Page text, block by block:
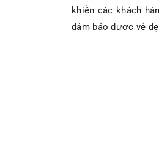
khiến các khách
đảm bảo được vẻ